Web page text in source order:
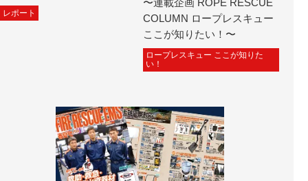
レポート
〜連載企画 ROPE RESCUE
COLUMN ロープレスキュー
ここが知りたい！〜
ロープレスキュー ここが知りた
い！